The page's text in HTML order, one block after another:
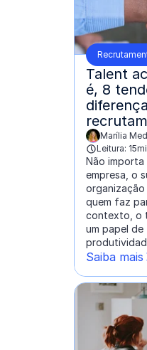
Talent
é, 8
escrito por:
Marília
Leitura:
Não importa
empresa, o
quem faz
contexto, o
um papel
Saiba mais